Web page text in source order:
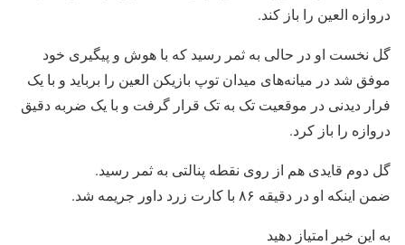
دروازه العین را باز کند.
گل نخست او در حالی به ثمر رسید که با هوش و پیگیری خود
موفق شد در میانه‌های میدان توپ بازیکن العین را برباید و با یک
فرار دیدنی در موقعیت تک به تک قرار گرفت و با یک ضربه دقیق
دروازه را باز کرد.
گل دوم قایدی هم از روی نقطه پنالتی به ثمر رسید.
ضمن اینکه او در دقیقه ۸۶ با کارت زرد داور جریمه شد.
به این خبر امتیاز دهید